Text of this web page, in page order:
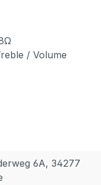
/ Volume
6A, 34277